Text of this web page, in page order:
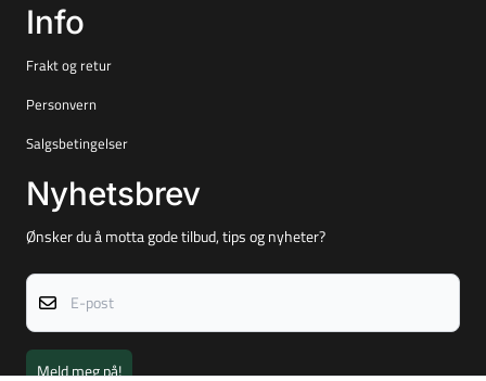
Info
Frakt og retur
Personvern
Salgsbetingelser
Nyhetsbrev
Ønsker du å motta gode tilbud, tips og nyheter?
E-post
Meld meg på!